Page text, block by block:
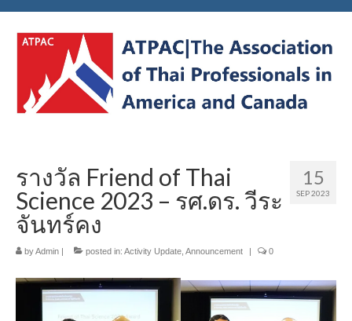
15
SEP 2023
รางวัล Friend of Thai
Science 2023 – รศ.ดร. วีระ
จันทร์คง
byAdmin | posted in: Activity Update Announcement | 0